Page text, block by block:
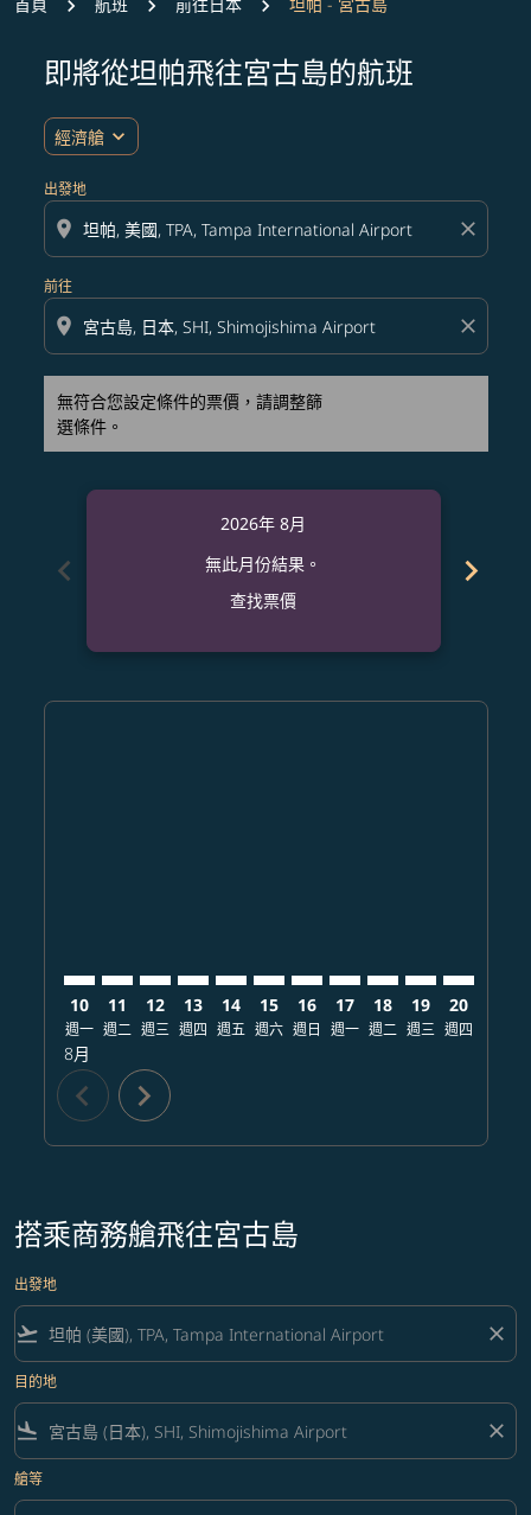
即將從坦帕飛往宮古島的航班
經濟艙 expand_more
出發地
location_on close
前往
location_on close
無符合您設定條件的票價，請調整篩
選條件。
無符合您設定條件的票價，請調整篩選條件。
chevron_left
2026年 8月
無此月份結果。
查找票價
chevron_right
10
週一
8月
11
週二
12
週三
13
週四
14
週五
15
週六
16
週日
17
週一
18
週二
19
週三
20
週四
chevron_left chevron_right
搭乘商務艙飛往宮古島
出發地
flight_takeoff close
目的地
flight_land close
艙等